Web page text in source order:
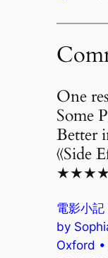
One
Some
Better
《Side
電影小
by
Oxford